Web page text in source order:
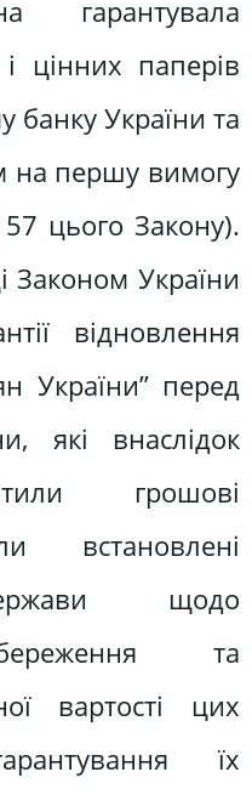
гарантувала
цінних паперів
України та
на першу вимогу
57 цього Закону).
України
відновлення
України” перед
які внаслідок
грошові
встановлені
щодо
та
вартості цих
їх